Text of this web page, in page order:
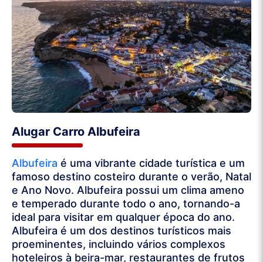
Alugar Carro Albufeira
Albufeira é uma vibrante cidade turística e um
famoso destino costeiro durante o verão, Natal
e Ano Novo. Albufeira possui um clima ameno
e temperado durante todo o ano, tornando-a
ideal para visitar em qualquer época do ano.
Albufeira é um dos destinos turísticos mais
proeminentes, incluindo vários complexos
hoteleiros à beira-mar, restaurantes de frutos